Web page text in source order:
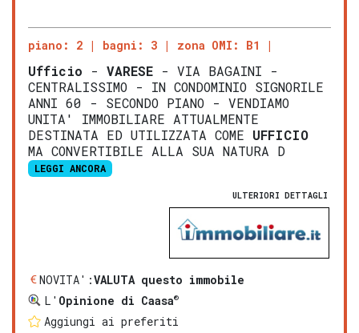
piano: 2 bagni: 3 zona OMI: B1
Ufficio - VARESE - VIA BAGAINI -
CENTRALISSIMO - IN CONDOMINIO SIGNORILE
ANNI 60 - SECONDO PIANO - VENDIAMO
UNITA' IMMOBILIARE ATTUALMENTE
DESTINATA ED UTILIZZATA COME UFFICIO
MA CONVERTIBILE ALLA SUA NATURA D
LEGGI ANCORA
ULTERIORI DETTAGLI
NOVITA':VALUTA questo immobile
L' Opinione di Caasa®
Aggiungi ai preferiti